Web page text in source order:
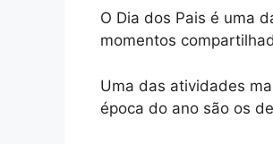
O Dia dos Pais é uma
momentos
Uma das atividades
época do ano são os